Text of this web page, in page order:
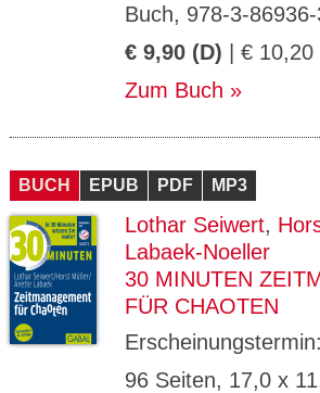
Buch, 978-3-
€ 9,90 (D) | € 10,20
Zum Buch
BUCH EPUB PDF MP3
Lothar Seiwert,
Labaek-Noeller
30 MINUTEN
FÜR CHAOTEN
Erscheinungstermin:
96 Seiten, 17,0 x